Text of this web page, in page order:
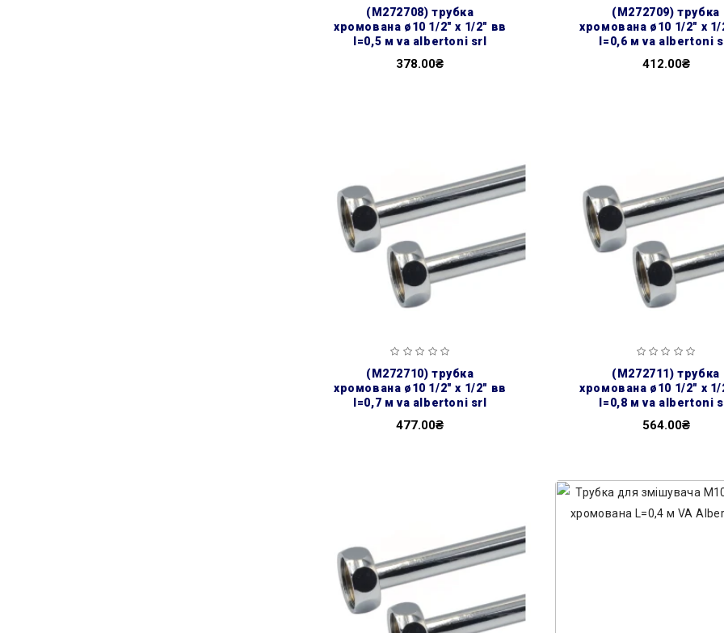
(m272708) трубка
хромована ø10 1/2″ х 1/2″ вв
l=0,5 м va albertoni srl
378.00₴
(m272709) трубка
хромована ø10 1/2″ х 1/
l=0,6 м va albertoni
412.00₴
(m272710) трубка
хромована ø10 1/2″ х 1/2″ вв
l=0,7 м va albertoni srl
477.00₴
(m272711) трубка
хромована ø10 1/2″ х 1/
l=0,8 м va albertoni
564.00₴